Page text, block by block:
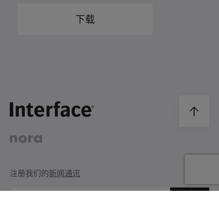
下载
注册我们的新闻通讯